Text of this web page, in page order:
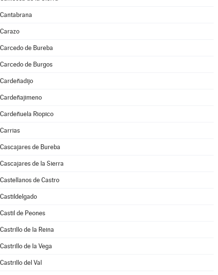
Cantabrana
Carazo
Carcedo de Bureba
Carcedo de Burgos
Cardeñadijo
Cardeñajimeno
Cardeñuela Riopico
Carrias
Cascajares de Bureba
Cascajares de la Sierra
Castellanos de Castro
Castildelgado
Castil de Peones
Castrillo de la Reina
Castrillo de la Vega
Castrillo del Val